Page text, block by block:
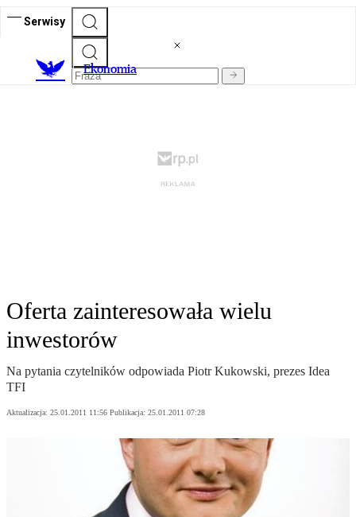
Serwisy
Ekonomia
Oferta zainteresowała wielu
inwestorów
Na pytania czytelników odpowiada Piotr Kukowski, prezes Idea
TFI
Aktualizacja: 25.01.2011 11:56 Publikacja: 25.01.2011 07:28